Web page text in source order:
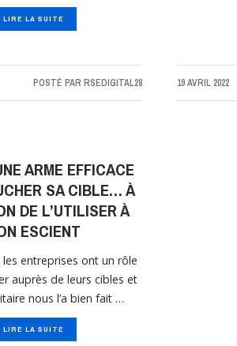
LIRE LA SUITE
POSTÉ PAR RSEDIGITAL28 19 AVRIL 2022
ARME EFFICACE
SA CIBLE… À
DE L’UTILISER À
ESCIENT
entreprises ont un rôle
auprès de leurs cibles et
nous l’a bien fait …
LIRE LA SUITE